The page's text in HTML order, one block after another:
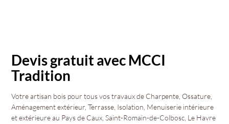
Devis gratuit avec MCCI
Tradition
Votre artisan bois pour tous vos travaux de Charpente, Ossature,
Aménagement extérieur, Terrasse, Isolation, Menuiserie intérieure
et extérieure au Pays de Caux, Saint-Romain-de-Colbosc, Le Havre